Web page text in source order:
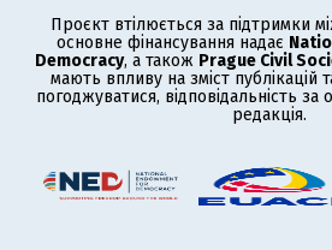
Проєкт втілюється за підтримки
основне фінансування надає
Democracy, а також Prague Civil
мають впливу на зміст публікацій
погоджуватися, відповідальність
редакція.